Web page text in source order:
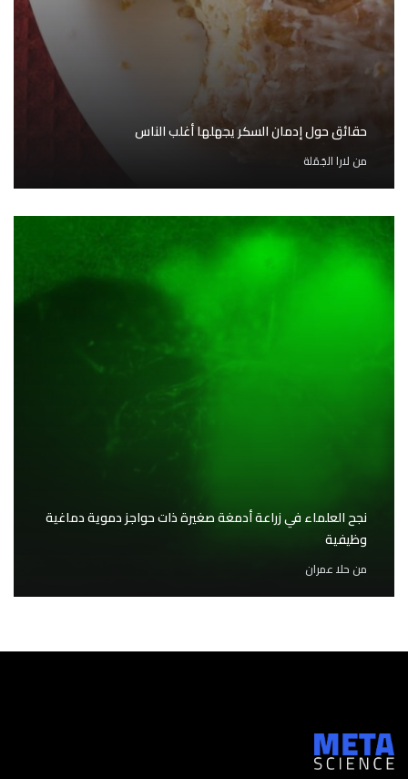
حقائق حول إدمان السكر يجهلها أغلب الناس
من لارا الجَمَلة
نجح العلماء في زراعة أدمغة صغيرة ذات حواجز دموية دماغية
وظيفية
من حلا عمران